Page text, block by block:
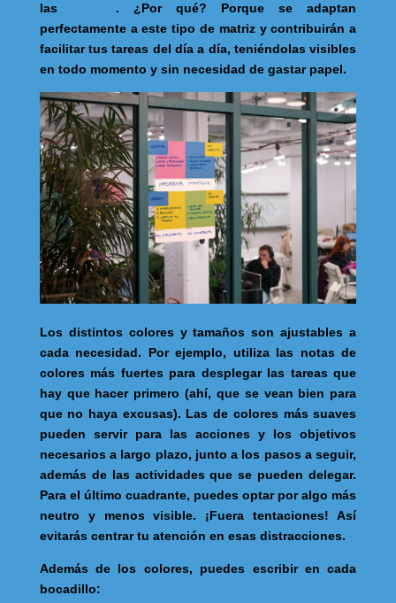
las
. ¿Por qué? Porque se adaptan
perfectamente a este tipo de matriz y contribuirán a
facilitar tus tareas del día a día, teniéndolas visibles
en todo momento y sin necesidad de gastar papel.
Los distintos colores y tamaños son ajustables a
cada necesidad. Por ejemplo, utiliza las notas de
colores más fuertes para desplegar las tareas que
hay que hacer primero (ahí, que se vean bien para
que no haya excusas). Las de colores más suaves
pueden servir para las acciones y los objetivos
necesarios a largo plazo, junto a los pasos a seguir,
además de las actividades que se pueden delegar.
Para el último cuadrante, puedes optar por algo más
neutro y menos visible. ¡Fuera tentaciones! Así
evitarás centrar tu atención en esas distracciones.
Además de los colores, puedes escribir en cada
bocadillo: